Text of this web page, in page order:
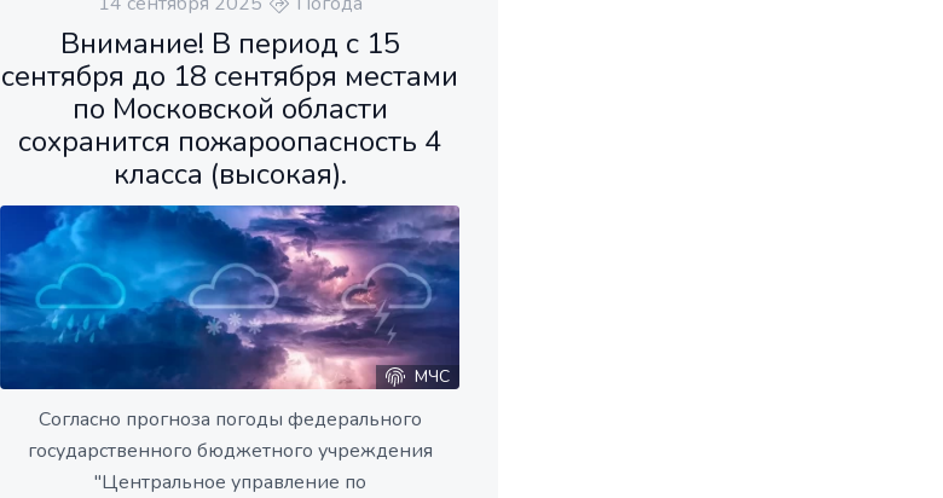
Внимание! В период с 15
сентября до 18 сентября местами
по Московской области
сохранится пожароопасность 4
класса (высокая).
МЧС
Согласно прогноза погоды федерального
государственного бюджетного учреждения
"Центральное управление по